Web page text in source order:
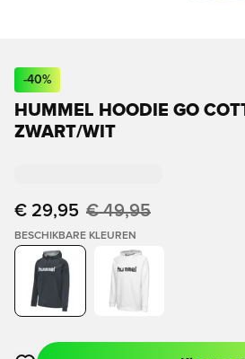
-40%
HUMMEL HOODIE GO
ZWART/WIT
€ 29,95 € 49,95
BESCHIKBARE KLEUREN